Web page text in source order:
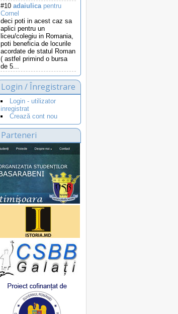
#10 adaiulicapentru
Cornel
deci poti in acest caz sa
aplici pentru un
liceu/colegiu in Romania,
poti beneficia de locurile
acordate de statul Roman
( astfel primind o bursa
de 5...
Login / Înregistrare
Login - utilizator
inregistrat
Crează cont nou
Parteneri